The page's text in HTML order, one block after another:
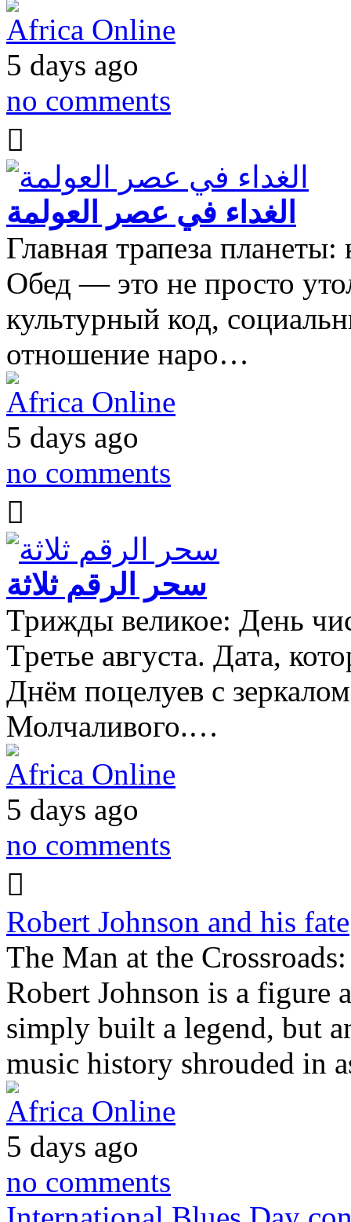
Africa Online
5 days ago
no comments
الغداء في عصر العولمة
Главная трапеза
Обед — это не просто
культурный код,
отношение наро…
Africa Online
5 days ago
no comments
سحر الرقم ثلاثة
Трижды великое: День
Третье августа. Дата,
Днём поцелуев с
Молчаливого.…
Africa Online
5 days ago
no comments
Robert Johnson and his fate
The Man at the
Robert Johnson is a figure
simply built a legend, but
music history shrouded in
Africa Online
5 days ago
no comments